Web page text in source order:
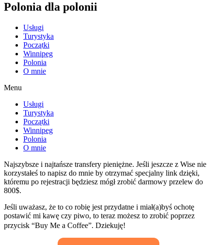
Polonia dla polonii
Usługi
Turystyka
Początki
Winnipeg
Polonia
O mnie
Menu
Usługi
Turystyka
Początki
Winnipeg
Polonia
O mnie
Najszybsze i najtańsze transfery pieniężne. Jeśli jeszcze z Wise nie
korzystałeś to napisz do mnie by otrzymać specjalny link dzięki,
któremu po rejestracji będziesz mógł zrobić darmowy przelew do
800$.
Jeśli uważasz, że to co robię jest przydatne i miał(a)byś ochotę
postawić mi kawę czy piwo, to teraz możesz to zrobić poprzez
przycisk “Buy Me a Coffee”. Dziekuję!